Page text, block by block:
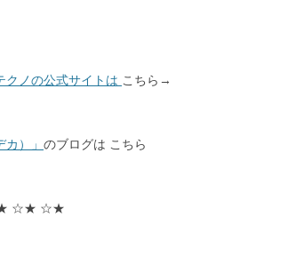
クノの公式サイトは こちら→
）」 のブログは こちら
☆★ ☆★